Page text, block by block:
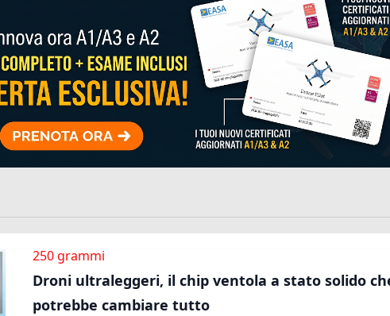
250 grammi
Droni ultraleggeri, il chip ventola a stato solido
potrebbe cambiare tutto